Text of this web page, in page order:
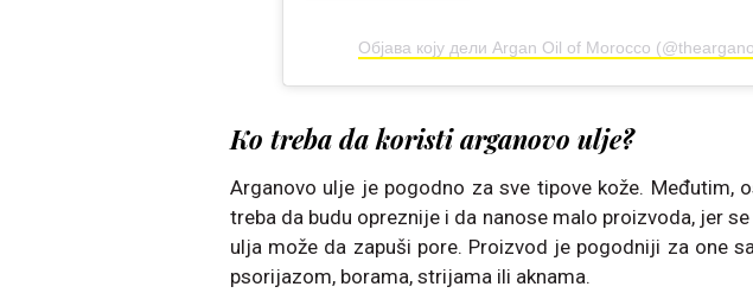
Објава коју дели Argan Oil of Morocco
Ko treba da koristi arganovo ulje?
Arganovo ulje je pogodno za sve tipove kože. Međutim,
treba da budu opreznije i da nanose malo proizvoda, jer
ulja može da zapuši pore. Proizvod je pogodniji za one
psorijazom, borama, strijama ili aknama.